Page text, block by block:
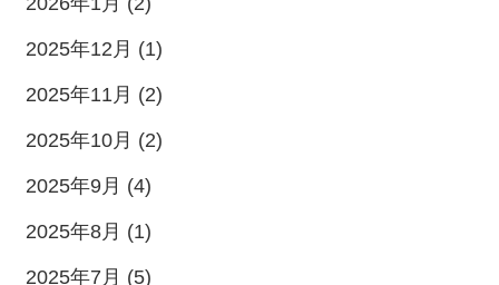
2025年12月 (1)
2025年11月 (2)
2025年10月 (2)
2025年9月 (4)
2025年8月 (1)
2025年7月 (5)